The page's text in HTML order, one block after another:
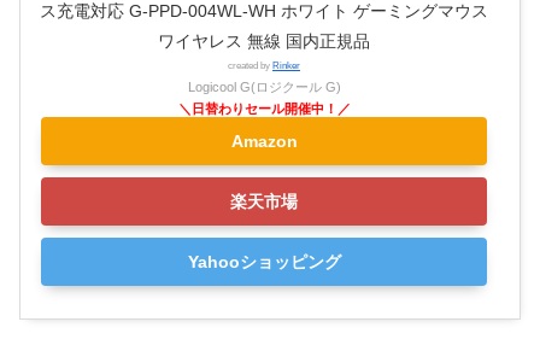
ス充電対応 G-PPD-004WL-WH ホワイト ゲーミングマウス
ワイヤレス 無線 国内正規品
created by Rinker
Logicool G(ロジクール G)
Amazon
楽天市場
Yahooショッピング